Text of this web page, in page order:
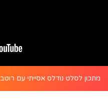
מתכון לסלט נודלס אסייתי עם רוטב